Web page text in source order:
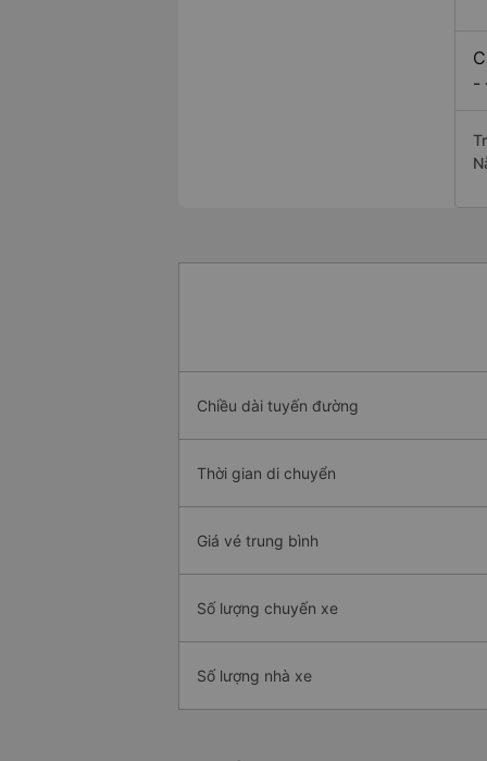
-
Chiều dài tuyến đường
Thời gian di chuyển
Giá vé trung bình
Số lượng chuyến xe
Số lượng nhà xe